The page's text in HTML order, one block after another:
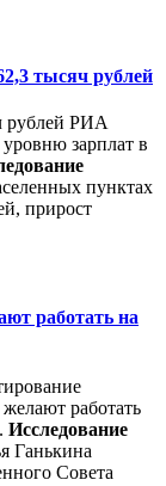
тысяч рублей
рублей РИА
зарплат в
пунктах
прирост
работать на
работать
Исследование
Ганькина
Совета